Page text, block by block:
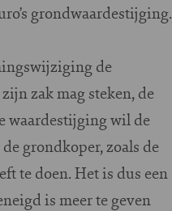
grondwaardestijging.
de
zak mag steken, de
waardestijging wil de
grondkoper, zoals de
te doen. Het is dus een
is meer te geven